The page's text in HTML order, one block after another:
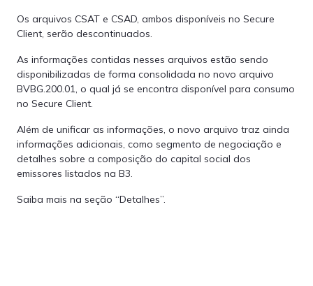
Os arquivos CSAT e CSAD, ambos disponíveis no Secure
Client, serão descontinuados.
As informações contidas nesses arquivos estão sendo
disponibilizadas de forma consolidada no novo arquivo
BVBG.200.01, o qual já se encontra disponível para consumo
no Secure Client.
Além de unificar as informações, o novo arquivo traz ainda
informações adicionais, como segmento de negociação e
detalhes sobre a composição do capital social dos
emissores listados na B3.
Saiba mais na seção “Detalhes”.